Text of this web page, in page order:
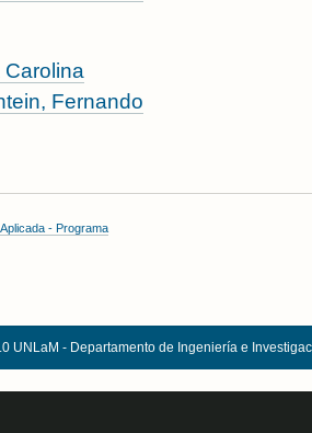
Fernando
- Programa
UNLaM - Departamento de Ingeniería e